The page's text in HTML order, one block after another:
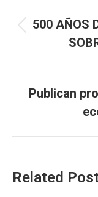
500 AÑOS
Publican
Related